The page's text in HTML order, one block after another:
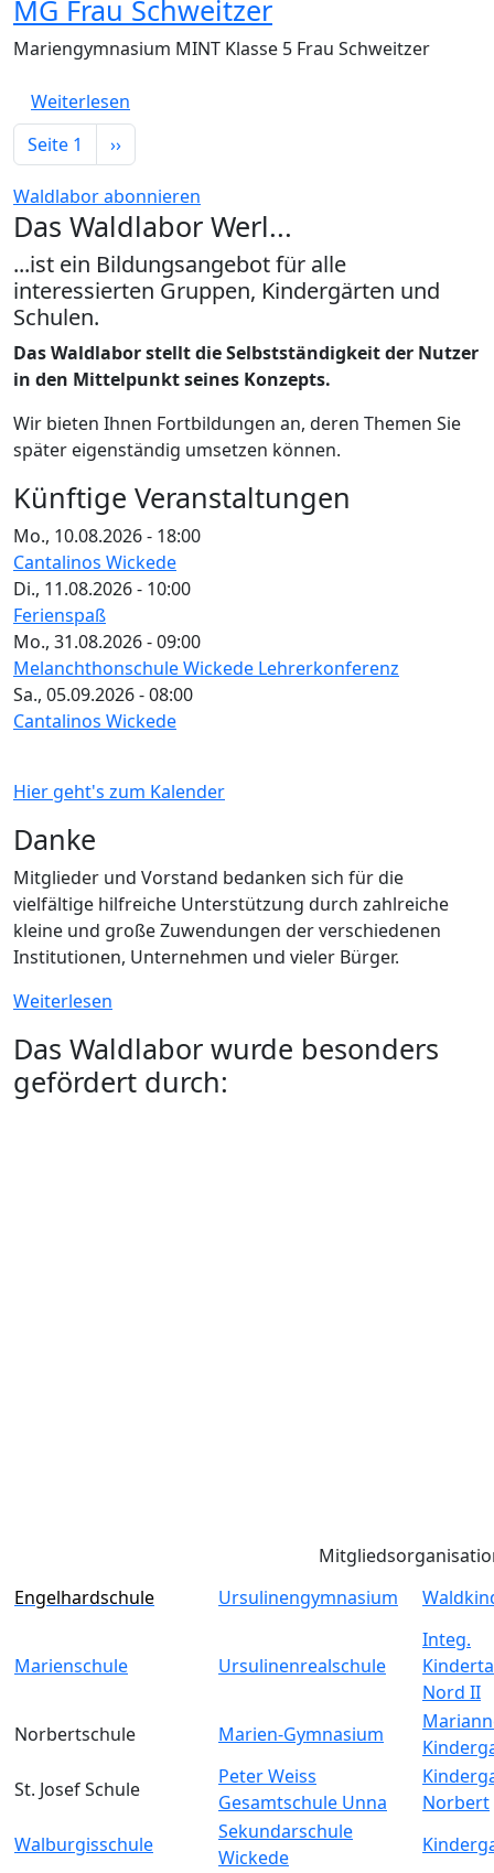
MG Frau Schweitzer
Mariengymnasium MINT Klasse 5 Frau Schweitzer
Weiterlesen
Seitennummerierung
Seite 1 Nächste Seite
››
Waldlabor abonnieren
Das Waldlabor Werl...
...ist ein Bildungsangebot für alle
interessierten Gruppen, Kindergärten und
Schulen.
Das Waldlabor stellt die Selbstständigkeit der Nutzer
in den Mittelpunkt seines Konzepts.
Wir bieten Ihnen Fortbildungen an, deren Themen Sie
später eigenständig umsetzen können.
Künftige Veranstaltungen
Mo., 10.08.2026 - 18:00
Cantalinos Wickede
Di., 11.08.2026 - 10:00
Ferienspaß
Mo., 31.08.2026 - 09:00
Melanchthonschule Wickede Lehrerkonferenz
Sa., 05.09.2026 - 08:00
Cantalinos Wickede
Hier geht's zum Kalender
Danke
Mitglieder und Vorstand bedanken sich für die
vielfältige hilfreiche Unterstützung durch zahlreiche
kleine und große Zuwendungen der verschiedenen
Institutionen, Unternehmen und vieler Bürger.
Weiterlesen
Das Waldlabor wurde besonders
gefördert durch:
Engelhardschule
Ursulinengymnasium
Marienschule Ursulinenrealschule
Integ.
Nord II
Norbertschule
Marien-Gymnasium
St. Josef Schule
Peter Weiss
Gesamtschule Unna
Norbert
Walburgisschule
Sekundarschule
Wickede